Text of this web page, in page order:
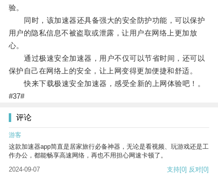
验。
同时，该加速器还具备强大的安全防护功能，可以保护
用户的隐私信息不被盗取或泄露，让用户在网络上更加放
心。
通过极速安全加速器，用户不仅可以节省时间，还可以
保护自己在网络上的安全，让上网变得更加便捷和舒适。
快来下载极速安全加速器，感受全新的上网体验吧！。
#37#
评论
游客
这款加速器app简直是居家旅行必备神器，无论是看视频、玩游戏还是工
作办公，都能畅享高速网络，再也不用担心网速卡顿了。
2024-09-07
支持[0] 反对[0]